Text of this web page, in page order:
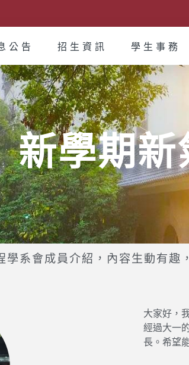
公告 招生資訊 學生事務
新學期新
學系會成員介紹，內容生動有趣
大家好，
經過大一
長。希望